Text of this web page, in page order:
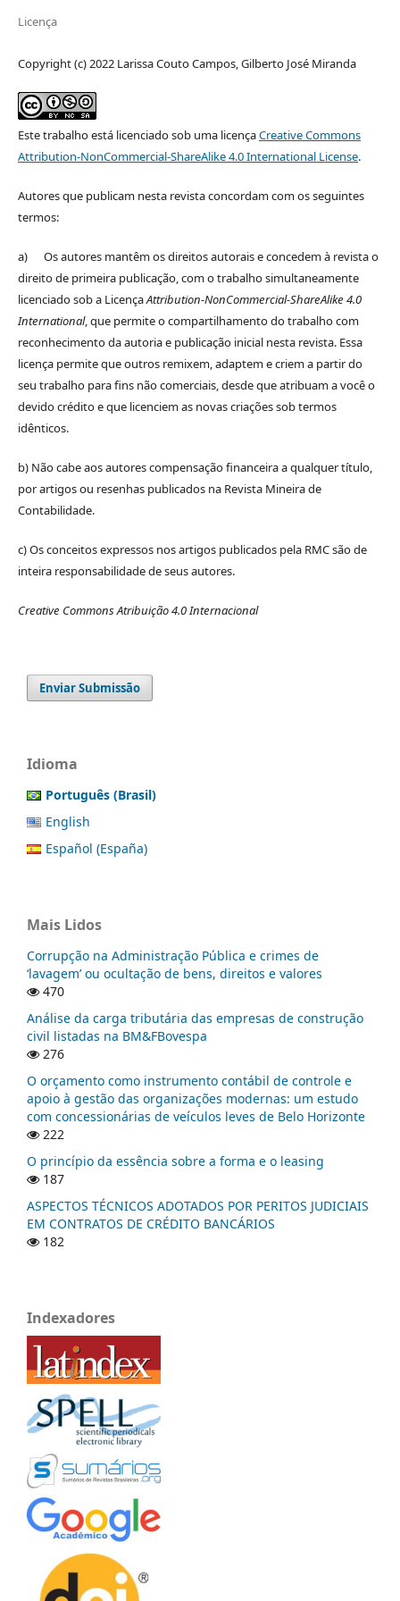
Licença
Copyright (c) 2022 Larissa Couto Campos, Gilberto José Miranda
Este trabalho está licenciado sob uma licençaCreative Commons
Attribution-NonCommercial-ShareAlike 4.0 International License.
Autores que publicam nesta revista concordam com os seguintes
termos:
a) Os autores mantêm os direitos autorais e concedem à revista o
direito de primeira publicação, com o trabalho simultaneamente
licenciado sob a LicençaAttribution-NonCommercial-ShareAlike 4.0
International, que permite o compartilhamento do trabalho com
reconhecimento da autoria e publicação inicial nesta revista. Essa
licença permite que outros remixem, adaptem e criem a partir do
seu trabalho para fins não comerciais, desde que atribuam a você o
devido crédito e que licenciem as novas criações sob termos
idênticos.
b) Não cabe aos autores compensação financeira a qualquer título,
por artigos ou resenhas publicados na Revista Mineira de
Contabilidade.
c) Os conceitos expressos nos artigos publicados pela RMC são de
inteira responsabilidade de seus autores.
Creative Commons Atribuição 4.0 Internacional
Enviar Submissão
Idioma
Português (Brasil)
English
Español (España)
Mais Lidos
Corrupção na Administração Pública e crimes de
‘lavagem’ ou ocultação de bens, direitos e valores
470
Análise da carga tributária das empresas de construção
civil listadas na BM&FBovespa
276
O orçamento como instrumento contábil de controle e
apoio à gestão das organizações modernas: um estudo
com concessionárias de veículos leves de Belo Horizonte
222
O princípio da essência sobre a forma e o leasing
187
ASPECTOS TÉCNICOS ADOTADOS POR PERITOS JUDICIAIS
EM CONTRATOS DE CRÉDITO BANCÁRIOS
182
Indexadores